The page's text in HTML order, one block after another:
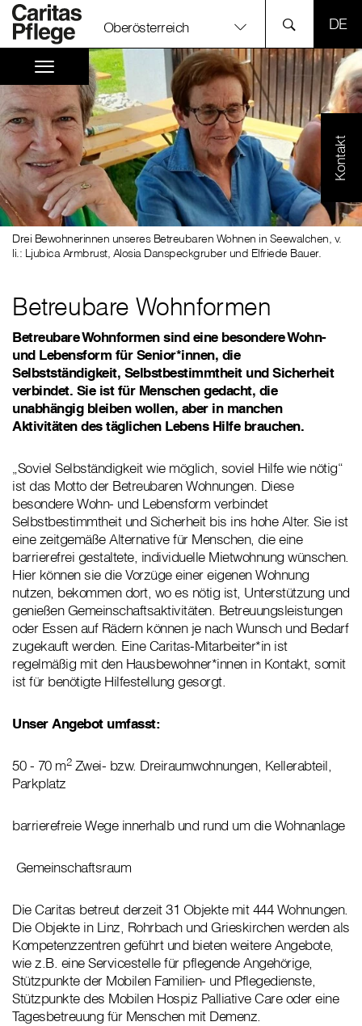
Oberösterreich
Kontakt
Drei Bewohnerinnen unseres Betreubaren Wohnen in Seewalchen, v.
li.: Ljubica Armbrust, Alosia Danspeckgruber und Elfriede Bauer.
Betreubare Wohnformen
Betreubare Wohnformen sind eine besondere Wohn-
und Lebensform für Senior*innen, die
Selbstständigkeit, Selbstbestimmtheit und Sicherheit
verbindet. Sie ist für Menschen gedacht, die
unabhängig bleiben wollen, aber in manchen
Aktivitäten des täglichen Lebens Hilfe brauchen.
„Soviel Selbständigkeit wie möglich, soviel Hilfe wie nötig“
ist das Motto der Betreubaren Wohnungen. Diese
besondere Wohn- und Lebensform verbindet
Selbstbestimmtheit und Sicherheit bis ins hohe Alter. Sie ist
eine zeitgemäße Alternative für Menschen, die eine
barrierefrei gestaltete, individuelle Mietwohnung wünschen.
Hier können sie die Vorzüge einer eigenen Wohnung
nutzen, bekommen dort, wo es nötig ist, Unterstützung und
genießen Gemeinschaftsaktivitäten. Betreuungsleistungen
oder Essen auf Rädern können je nach Wunsch und Bedarf
zugekauft werden. Eine Caritas-Mitarbeiter*in ist
regelmäßig mit den Hausbewohner*innen in Kontakt, somit
ist für benötigte Hilfestellung gesorgt.
Unser Angebot umfasst:
50 - 70 m2Zwei- bzw. Dreiraumwohnungen, Kellerabteil,
Parkplatz
barrierefreie Wege innerhalb und rund um die Wohnanlage
Gemeinschaftsraum
Die Caritas betreut derzeit 31 Objekte mit 444 Wohnungen.
Die Objekte in Linz, Rohrbach und Grieskirchen werden als
Kompetenzzentren geführt und bieten weitere Angebote,
wie z.B. eine Servicestelle für pflegende Angehörige,
Stützpunkte der Mobilen Familien- und Pflegedienste,
Stützpunkte des Mobilen Hospiz Palliative Care oder eine
Tagesbetreuung für Menschen mit Demenz.